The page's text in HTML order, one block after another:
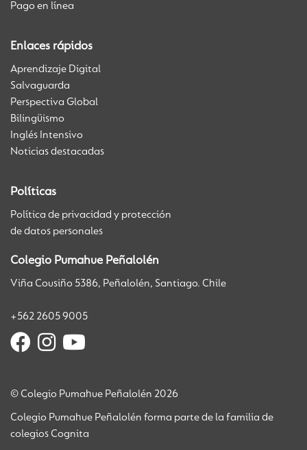
Pago en línea
Enlaces rápidos
Aprendizaje Digital
Salvaguarda
Perspectiva Global
Bilingüismo
Inglés Intensivo
Noticias destacadas
Políticas
Política de privacidad y protección
de datos personales
Colegio Pumahue Peñalolén
Viña Cousiño 5386, Peñalolén, Santiago. Chile
+562 2605 9005
© Colegio Pumahue Peñalolén 2026
Colegio Pumahue Peñalolén forma parte de la familia de
colegios Cognita